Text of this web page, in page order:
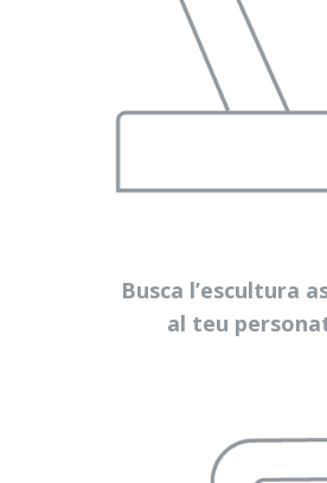
Busca l’escultura
al teu